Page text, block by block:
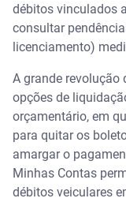
débitos vinculados
consultar
licenciamento)
A grande revolução
opções de
orçamentário, em
para quitar os
amargar o
Minhas Contas
débitos veiculares